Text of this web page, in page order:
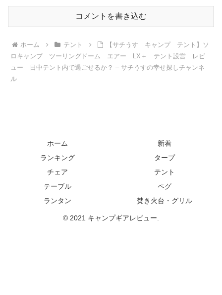
コメントを書き込む
ホーム テント
【サチうす キャンプ テント】ソ
ロキャンプ ツーリングドーム エアー LX＋ テント設営 レビ
ュー 日中テント内で過ごせるか？ – サチうすの幸せ探しチャンネ
ル
ホーム
新着
ランキング
タープ
チェア
テント
テーブル
ペグ
ランタン
焚き火台・グリル
© 2021 キャンプギアレビュー.